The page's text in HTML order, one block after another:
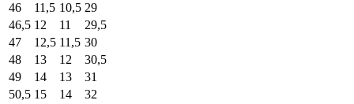
46
11,5 10,5 29
46,5 12 11
29,5
47
12,5 11,5 30
48
13 12
30,5
49
14 13
31
50,5 15 14
32